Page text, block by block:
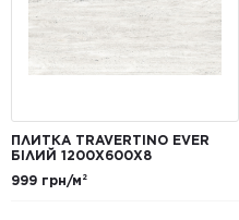
ПЛИТКА TRAVERTINO EVER
БІЛИЙ 1200Х600Х8
999 грн/м²